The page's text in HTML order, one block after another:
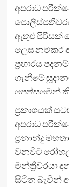
අපරාධ
ඇතුළු පිරිසක්
ලෙස නම්කර
ප්‍රහාරය
ගැනීමේ
පෙත්සමෙන්
ප්‍රකාශයක්
අපරාධ
ප්‍රනාන්දු
වනවිට
මන්ත්‍රීවරයා
සිටින බැවින්